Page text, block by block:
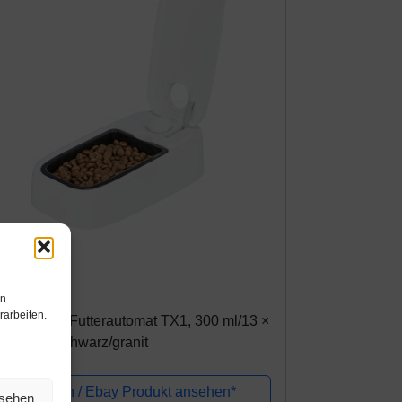
24371 Futterautomat TX1, 300 ml/13 ×
× 24 cm, schwarz/granit
Amazon / Ebay Produkt ansehen*